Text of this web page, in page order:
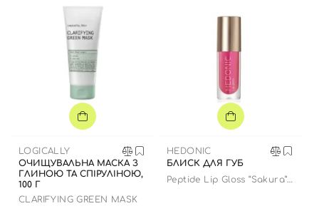
LOGICALLY
ОЧИЩУВАЛЬНА МАСКА З
ГЛИНОЮ ТА СПІРУЛІНОЮ,
100 Г
CLARIFYING GREEN MASK
HEDONIC
БЛИСК ДЛЯ ГУБ
Peptide Lip Gloss “Sakura”